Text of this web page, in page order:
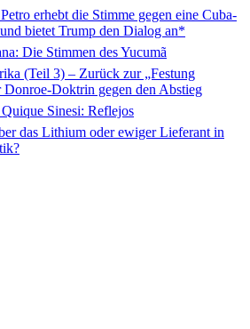
erhebt die Stimme gegen eine Cuba-
bietet Trump den Dialog an*
Die Stimmen des Yucumã
(Teil 3) – Zurück zur „Festung
Doktrin gegen den Abstieg
Sinesi: Reflejos
das Lithium oder ewiger Lieferant in